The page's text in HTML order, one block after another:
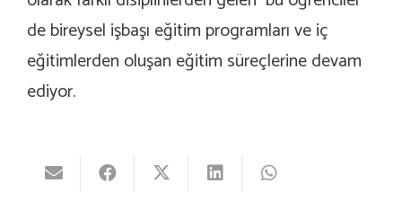
de bireysel işbaşı eğitim programları ve iç
eğitimlerden oluşan eğitim süreçlerine devam
ediyor.